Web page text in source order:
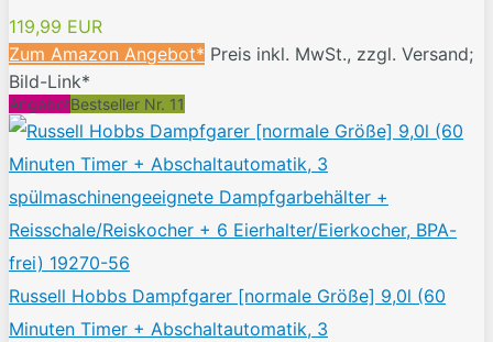
119,99 EUR
Zum Amazon Angebot* Preis inkl. MwSt., zzgl. Versand;
Bild-Link*
AngebotBestseller Nr. 11
Russell Hobbs Dampfgarer [normale Größe] 9,0l (60
Minuten Timer + Abschaltautomatik, 3